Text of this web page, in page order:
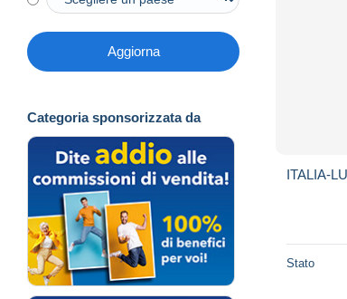
Aggiorna
Categoria sponsorizzata da
ITALIA-
Stato